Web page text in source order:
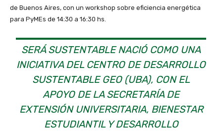
de Buenos Aires, con un workshop sobre eficiencia energética
para PyMEs de 14:30 a 16:30 hs.
SERÁ SUSTENTABLE NACIÓ COMO UNA
INICIATIVA DEL CENTRO DE DESARROLLO
SUSTENTABLE GEO (UBA), CON EL
APOYO DE LA SECRETARÍA DE
EXTENSIÓN UNIVERSITARIA, BIENESTAR
ESTUDIANTIL Y DESARROLLO